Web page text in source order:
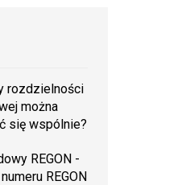
rozdzielności
można
się wspólnie?
REGON -
REGON